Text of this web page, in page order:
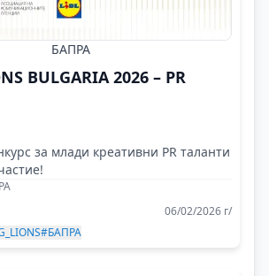
БАПРА
BULGARIA 2026 – PR
за млади креативни PR таланти
06/02/2026 г/
#БАПРА